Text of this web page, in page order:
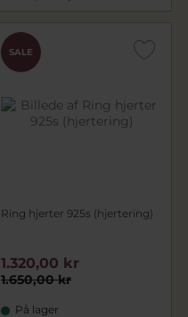
SALE
Ring hjerter 925s (hjertering)
1.650,00 kr
1.320,00 kr
På lager